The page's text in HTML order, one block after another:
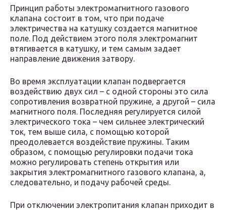
Принцип работы электромагнитного газового
клапана состоит в том, что при подаче
электричества на катушку создается магнитное
поле. Под действием этого поля электромагнит
втягивается в катушку, и тем самым задает
направление движения затвору.
Во время эксплуатации клапан подвергается
воздействию двух сил – с одной стороны это сила
сопротивления возвратной пружине, а другой – сила
магнитного поля. Последняя регулируется силой
электрического тока – чем сильнее электрический
ток, тем выше сила, с помощью которой
преодолевается воздействие пружины. Таким
образом, с помощью регулировки подачи тока
можно регулировать степень открытия или
закрытия электромагнитного газового клапана, а,
следовательно, и подачу рабочей среды.
При отключении электропитания клапан приходит в